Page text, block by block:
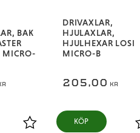
BAK
MICRO-
Lägg till i favoriter
DRIVAXLAR,
HJULAXLAR,
HJULHEXAR LOSI
MICRO-B
205,00 KR
KÖP